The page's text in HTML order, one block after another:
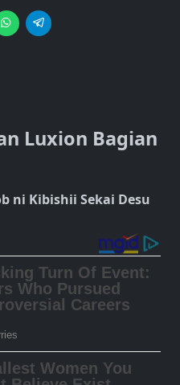
Luxion Bagian
ni Kibishii Sekai Desu